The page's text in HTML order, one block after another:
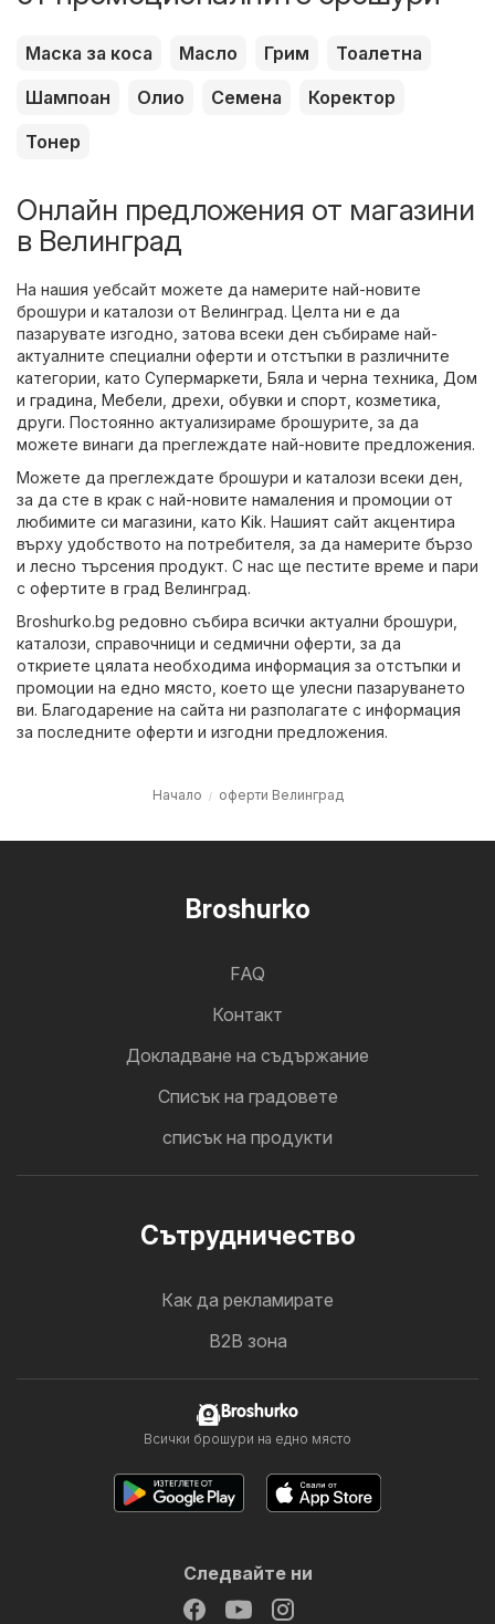
Маска за коса Масло Грим
Тоалетна
Шампоан
Олио Семена
Коректор
Тонер
Онлайн предложения от магазини
в Велинград
На нашия уебсайт можете да намерите най-новите
брошури и каталози от Велинград. Целта ни е да
пазарувате изгодно, затова всеки ден събираме най-
актуалните специални оферти и отстъпки в различните
категории, като Супермаркети Бяла и черна техника Дом
и градина Мебели дрехи, обувки и спорт козметика
други. Постоянно актуализираме брошурите, за да
можете винаги да преглеждате най-новите предложения.
Можете да преглеждате брошури и каталози всеки ден,
за да сте в крак с най-новите намаления и промоции от
любимите си магазини, като Kik. Нашият сайт акцентира
върху удобството на потребителя, за да намерите бързо
и лесно търсения продукт. С нас ще пестите време и пари
с офертите в град Велинград.
Broshurko.bg редовно събира всички актуални брошури,
каталози, справочници и седмични оферти, за да
откриете цялата необходима информация за отстъпки и
промоции на едно място, което ще улесни пазаруването
ви. Благодарение на сайта ни разполагате с информация
за последните оферти и изгодни предложения.
Начало оферти Велинград
Broshurko
FAQ
Контакт
Докладване на съдържание
Cписък на градовете
списък на продукти
Cътрудничество
Как да рекламирате
B2B зона
Broshurko
Всички брошури на едно място
Следвайте ни